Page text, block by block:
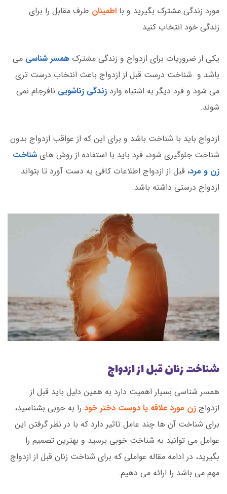
مورد زندگی مشترک بگیرید و با اطمینان طرف مقابل را برای
زندگی خود انتخاب کنید.
یکی از ضروریات برای ازدواج و زندگی مشترک همسر شناسی می
باشد و شناخت درست قبل از ازدواج باعث انتخاب درست تری
می شود و فرد دیگر به اشتباه وارد زندگی زناشویی نافرجام نمی
شوند.
ازدواج باید با شناخت باشد و برای این که از عواقب ازدواج بدون
شناخت جلوگیری شود، فرد باید با استفاده از روش های شناخت
زن و مرد، قبل از ازدواج اطلاعات کافی به دست آورد تا بتواند
ازدواج درستی داشته باشد.
شناخت زنان قبل از ازدواج
همسر شناسی بسیار اهمیت دارد به همین دلیل باید قبل از
ازدواج زن مورد علاقه یا دوست دختر خود را به خوبی بشناسید،
برای شناخت آن ها چند عامل تاثیر دارد که با در نظر گرفتن این
عوامل می توانید به شناخت خوبی برسید و بهترین تصمیم را
بگیرید، در ادامه مقاله عواملی که برای شناخت زنان قبل از ازدواج
مهم می باشد را ارائه می دهیم.